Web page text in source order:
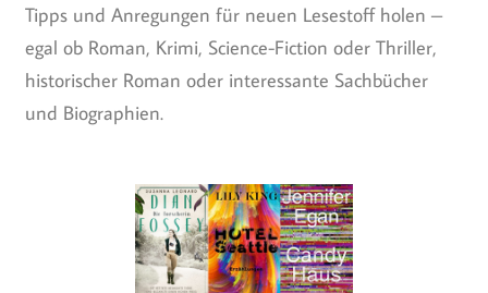
Tipps und Anregungen für neuen Lesestoff holen –
egal ob Roman, Krimi, Science-Fiction oder Thriller,
historischer Roman oder interessante Sachbücher
und Biographien.